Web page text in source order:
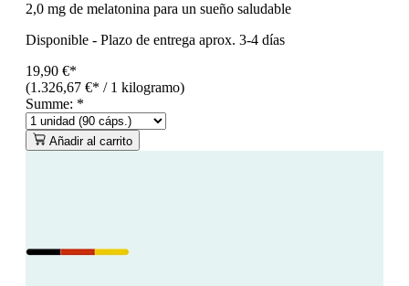
2,0 mg de melatonina para un sueño saludable
Disponible - Plazo de entrega aprox. 3-4 días
19,90 €*
(1.326,67 €* / 1 kilogramo)
Summe: *
Añadir al carrito